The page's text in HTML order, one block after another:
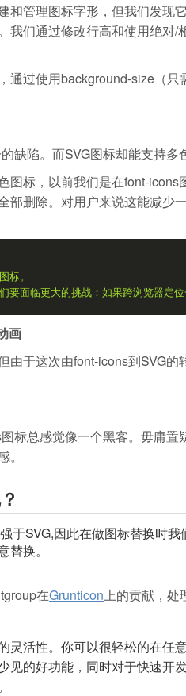
和管理图标字形，但我们发现
我们通过修改行高和使用绝对
通过使用background-size（
缺陷。而SVG图标却能支持多
图标，以前我们是在font-
部删除。对用户来说这能减少
标。
要面临更大的挑战：如果跨浏览器定
画
由于这次由font-icons到SVG
标总感觉像一个黑客。毋庸
于SVG,因此在做图标替换时
换。
在Grunticon 上的贡献，处
灵活性。你可以很轻松的在任
见的好功能，同时对于快速开